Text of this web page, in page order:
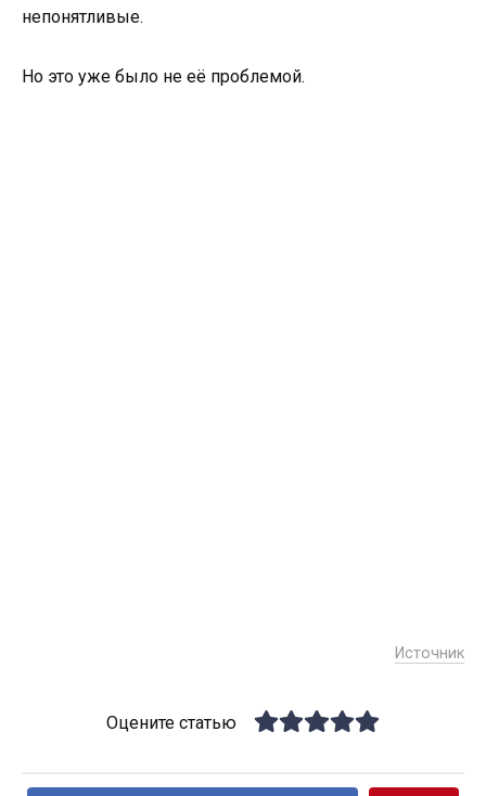
непонятливые.
Но это уже было не её проблемой.
Источник
Оцените статью